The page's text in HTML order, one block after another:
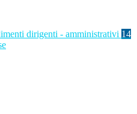
dirigenti - amministrativi 14